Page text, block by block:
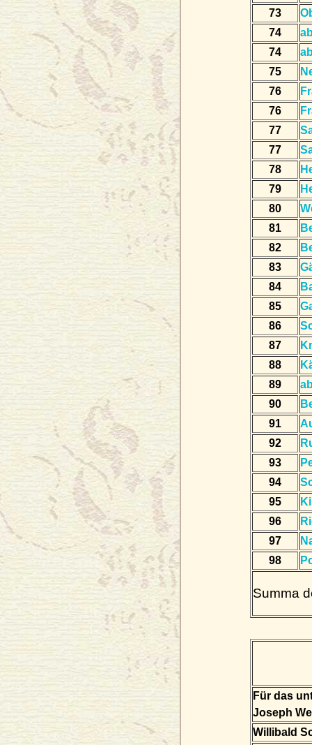
73
74
74
75
76
76
77
77
78
79
80
81
82
83
84
85
86
87
88
89
90
91
92
93
94
95
96
97
98
Summa
Für das
Joseph
Willibald